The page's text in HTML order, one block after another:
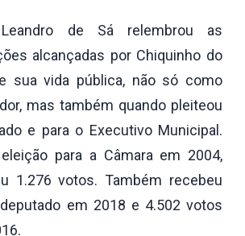
de Sá relembrou as
alcançadas por Chiquinho do
sua vida pública, não só como
mas também quando pleiteou
e para o Executivo Municipal.
para a Câmara em 2004,
1.276 votos. Também recebeu
em 2018 e 4.502 votos